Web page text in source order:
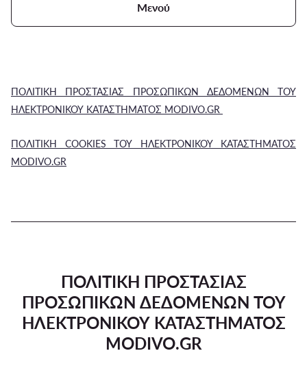
Μενού
ΠΟΛΙΤΙΚΗ ΠΡΟΣΤΑΣΙΑΣ ΠΡΟΣΩΠΙΚΩΝ ΔΕΔΟΜΕΝΩΝ ΤΟΥ
ΗΛΕΚΤΡΟΝΙΚΟΥ ΚΑΤΑΣΤΗΜΑΤΟΣ MODIVO.GR
ΠΟΛΙΤΙΚΗ COOKIES ΤΟΥ ΗΛΕΚΤΡΟΝΙΚΟΥ ΚΑΤΑΣΤΗΜΑΤΟΣ
MODIVO.GR
ΠΟΛΙΤΙΚΗ ΠΡΟΣΤΑΣΙΑΣ
ΠΡΟΣΩΠΙΚΩΝ ΔΕΔΟΜΕΝΩΝ ΤΟΥ
ΗΛΕΚΤΡΟΝΙΚΟΥ ΚΑΤΑΣΤΗΜΑΤΟΣ
MODIVO.GR